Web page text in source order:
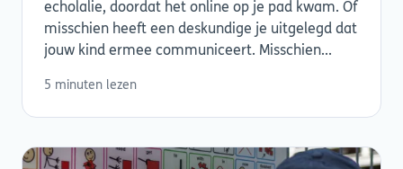
echolalie, doordat het online op je pad kwam. Of
misschien heeft een deskundige je uitgelegd dat
jouw kind ermee communiceert. Misschien...
5 minuten lezen